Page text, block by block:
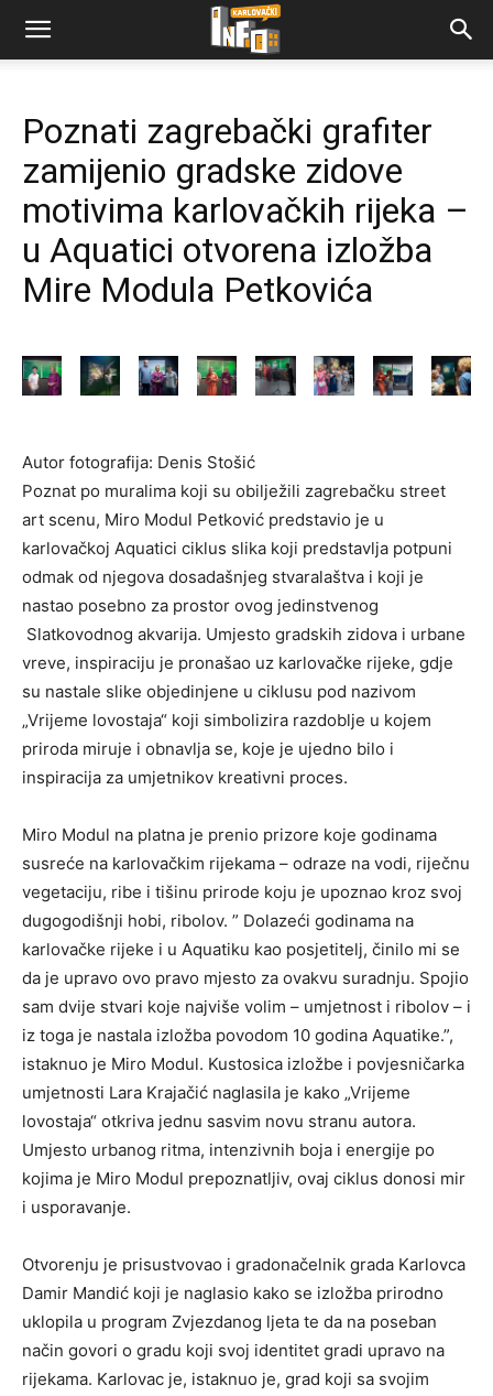
Poznati zagrebački grafiter
zamijenio gradske zidove
motivima karlovačkih rijeka –
u Aquatici otvorena izložba
Mire Modula Petkovića
Autor fotografija: Denis Stošić
Poznat po muralima koji su obilježili zagrebačku street
art scenu, Miro Modul Petković predstavio je u
karlovačkoj Aquatici ciklus slika koji predstavlja potpuni
odmak od njegova dosadašnjeg stvaralaštva i koji je
nastao posebno za prostor ovog jedinstvenog
Slatkovodnog akvarija. Umjesto gradskih zidova i urbane
vreve, inspiraciju je pronašao uz karlovačke rijeke, gdje
su nastale slike objedinjene u ciklusu pod nazivom
„Vrijeme lovostaja“ koji simbolizira razdoblje u kojem
priroda miruje i obnavlja se, koje je ujedno bilo i
inspiracija za umjetnikov kreativni proces.
Miro Modul na platna je prenio prizore koje godinama
susreće na karlovačkim rijekama – odraze na vodi, riječnu
vegetaciju, ribe i tišinu prirode koju je upoznao kroz svoj
dugogodišnji hobi, ribolov. ” Dolazeći godinama na
karlovačke rijeke i u Aquatiku kao posjetitelj, činilo mi se
da je upravo ovo pravo mjesto za ovakvu suradnju. Spojio
sam dvije stvari koje najviše volim – umjetnost i ribolov – i
iz toga je nastala izložba povodom 10 godina Aquatike.”,
istaknuo je Miro Modul. Kustosica izložbe i povjesničarka
umjetnosti Lara Krajačić naglasila je kako „Vrijeme
lovostaja“ otkriva jednu sasvim novu stranu autora.
Umjesto urbanog ritma, intenzivnih boja i energije po
kojima je Miro Modul prepoznatljiv, ovaj ciklus donosi mir
i usporavanje.
Otvorenju je prisustvovao i gradonačelnik grada Karlovca
Damir Mandić koji je naglasio kako se izložba prirodno
uklopila u program Zvjezdanog ljeta te da na poseban
način govori o gradu koji svoj identitet gradi upravo na
rijekama. Karlovac je, istaknuo je, grad koji sa svojim